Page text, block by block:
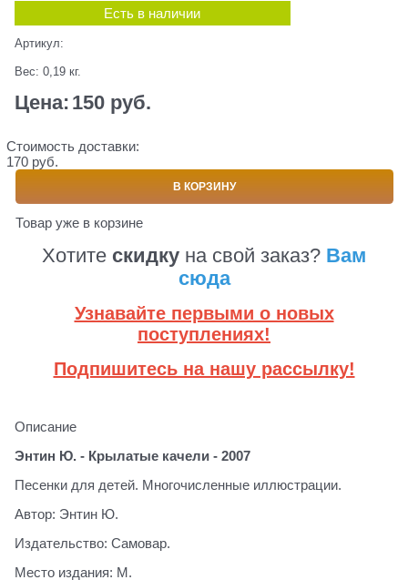
Есть в наличии
Артикул:
Вес: 0,19 кг.
Цена: 150 руб.
Стоимость доставки:
170 руб.
В КОРЗИНУ
Товар уже в корзине
Хотите скидку на свой заказ? Вам
сюда
Узнавайте первыми о новых
поступлениях!
Подпишитесь на нашу рассылку!
Описание
Энтин Ю. - Крылатые качели - 2007
Песенки для детей. Многочисленные иллюстрации.
Автор: Энтин Ю.
Издательство: Самовар.
Место издания: М.